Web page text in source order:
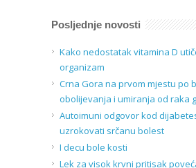
Posljednje novosti
Kako nedostatak vitamina D
organizam
Crna Gora na prvom mjestu po
obolijevanja i umiranja od raka
Autoimuni odgovor kod
uzrokovati srčanu bolest
I decu bole kosti
Lek za visok krvni pritisak